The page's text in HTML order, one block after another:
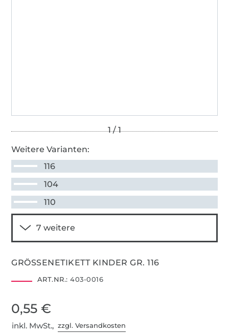
Weitere Varianten:
116
104
110
GRÖSSENETIKETT KINDER GR. 116
ART.NR.: 403-0016
0,55 €
inkl. MwSt.,zzgl. Versandkosten